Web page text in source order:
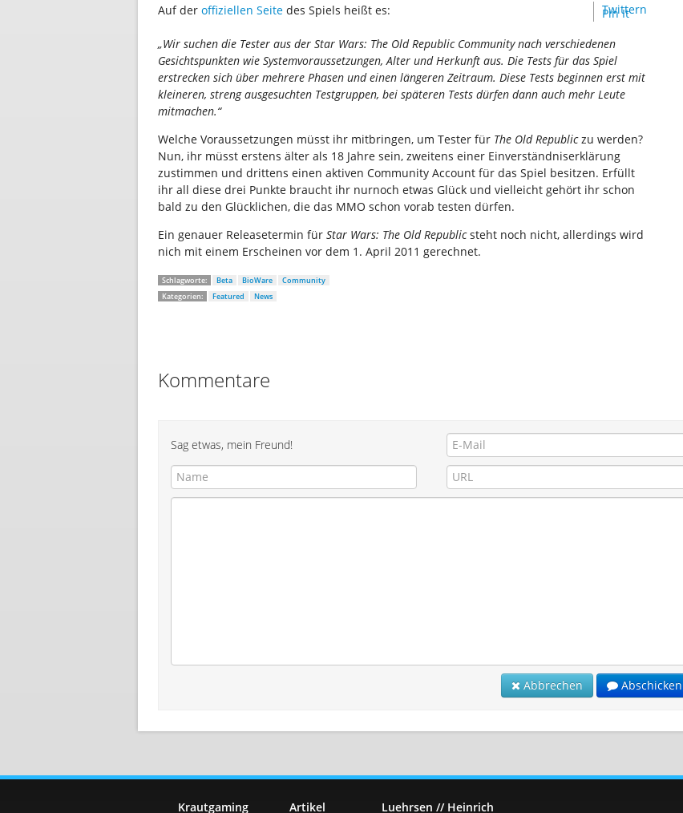
Twittern
Pin It
Auf der offiziellen Seite des Spiels heißt es:
„Wir suchen die Tester aus der Star Wars: The Old Republic Community nach verschiedenen
Gesichtspunkten wie Systemvoraussetzungen, Alter und Herkunft aus. Die Tests für das Spiel
erstrecken sich über mehrere Phasen und einen längeren Zeitraum. Diese Tests beginnen erst mit
kleineren, streng ausgesuchten Testgruppen, bei späteren Tests dürfen dann auch mehr Leute
mitmachen.“
Welche Voraussetzungen müsst ihr mitbringen, um Tester für The Old Republiczu werden?
Nun, ihr müsst erstens älter als 18 Jahre sein, zweitens einer Einverständniserklärung
zustimmen und drittens einen aktiven Community Account für das Spiel besitzen. Erfüllt
ihr all diese drei Punkte braucht ihr nurnoch etwas Glück und vielleicht gehört ihr schon
bald zu den Glücklichen, die das MMO schon vorab testen dürfen.
Ein genauer Releasetermin für Star Wars: The Old Republicsteht noch nicht, allerdings wird
nich mit einem Erscheinen vor dem 1. April 2011 gerechnet.
Schlagworte: Beta BioWare
Community
Kategorien:
Featured News
Kommentare
Sag etwas, mein Freund!
Abbrechen Abschicken
Krautgaming Artikel Luehrsen // Heinrich